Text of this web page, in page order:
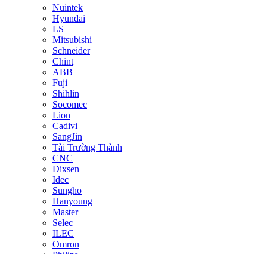
Nuintek
Hyundai
LS
Mitsubishi
Schneider
Chint
ABB
Fuji
Shihlin
Socomec
Lion
Cadivi
SangJin
Tài Trường Thành
CNC
Dixsen
Idec
Sungho
Hanyoung
Master
Selec
ILEC
Omron